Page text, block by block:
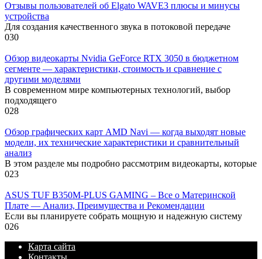
Отзывы пользователей об Elgato WAVE3 плюсы и минусы
устройства
Для создания качественного звука в потоковой передаче
030
Обзор видеокарты Nvidia GeForce RTX 3050 в бюджетном
сегменте — характеристики, стоимость и сравнение с
другими моделями
В современном мире компьютерных технологий, выбор
подходящего
028
Обзор графических карт AMD Navi — когда выходят новые
модели, их технические характеристики и сравнительный
анализ
В этом разделе мы подробно рассмотрим видеокарты, которые
023
ASUS TUF B350M-PLUS GAMING – Все о Материнской
Плате — Анализ, Преимущества и Рекомендации
Если вы планируете собрать мощную и надежную систему
026
Карта сайта